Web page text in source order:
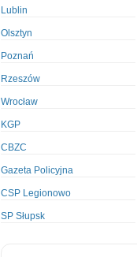
Lublin
Olsztyn
Poznań
Rzeszów
Wrocław
KGP
CBZC
Gazeta Policyjna
CSP Legionowo
SP Słupsk